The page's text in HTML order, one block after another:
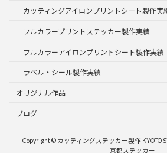
カッティングアイロンプリントシート製作実
フルカラープリントステッカー製作実績
フルカラーアイロンプリントシート製作実績
ラベル・シール製作実績
オリジナル作品
ブログ
Copyright © カッティングステッカー製作 KYOTO
京都ステッカー